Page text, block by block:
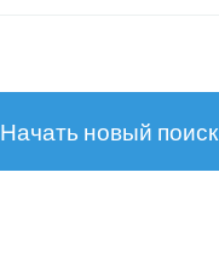
Начать новый поиск